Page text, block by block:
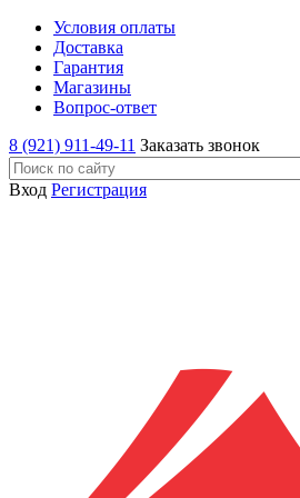
Условия оплаты
Доставка
Гарантия
Магазины
Вопрос-ответ
8 (921) 911-49-11 Заказать звонок
Вход Регистрация